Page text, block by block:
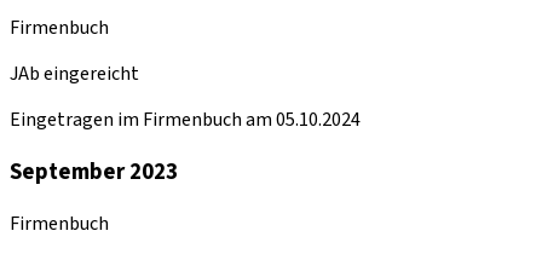
Firmenbuch
JAb eingereicht
Eingetragen im Firmenbuch am 05.10.2024
September 2023
Firmenbuch